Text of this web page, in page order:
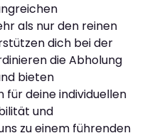
als nur den reinen
dich bei der
die Abholung
bieten
für deine individuellen
und
zu einem führenden